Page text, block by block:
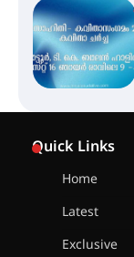
Quick Links
Home
Latest
Exclusive